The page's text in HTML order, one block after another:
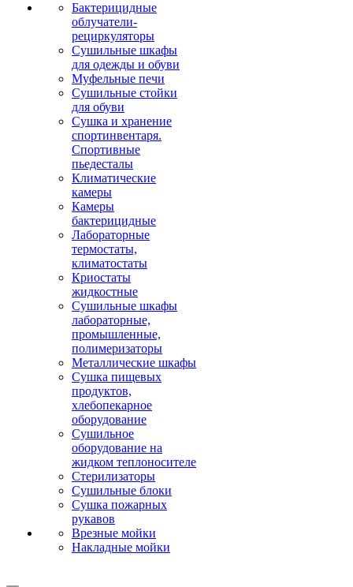
Бактерицидные
облучатели-
рециркуляторы
Сушильные шкафы
для одежды и обуви
Муфельные печи
Сушильные стойки
для обуви
Сушка и хранение
спортинвентаря.
Спортивные
пьедесталы
Климатические
камеры
Камеры
бактерицидные
Лабораторные
термостаты,
климатостаты
Криостаты
жидкостные
Сушильные шкафы
лабораторные,
промышленные,
полимеризаторы
Металлические шкафы
Сушка пищевых
продуктов,
хлебопекарное
оборудование
Сушильное
оборудование на
жидком теплоносителе
Стерилизаторы
Сушильные блоки
Сушка пожарных
рукавов
Врезные мойки
Накладные мойки